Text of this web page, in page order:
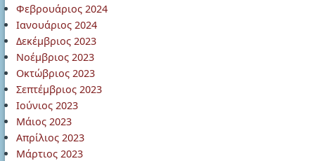
Φεβρουάριος 2024
Ιανουάριος 2024
Δεκέμβριος 2023
Νοέμβριος 2023
Οκτώβριος 2023
Σεπτέμβριος 2023
Ιούνιος 2023
Μάιος 2023
Απρίλιος 2023
Μάρτιος 2023